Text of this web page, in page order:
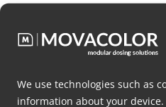
We use technologies such as
information about your
depan
belakang